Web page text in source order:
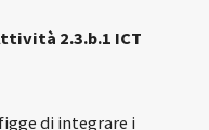
2.3.b.1 ICT
di integrare i